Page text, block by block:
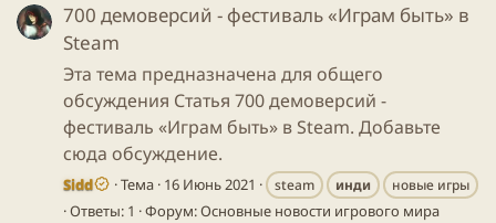
700 демоверсий - фестиваль «Играм быть» в
Steam
Эта тема предназначена для общего
обсуждения Статья 700 демоверсий -
фестиваль «Играм быть» в Steam. Добавьте
сюда обсуждение.
Sidd Тема 16 Июнь 2021 steam инди новые игры
Ответы: 1 Форум:Основные новости игрового мира